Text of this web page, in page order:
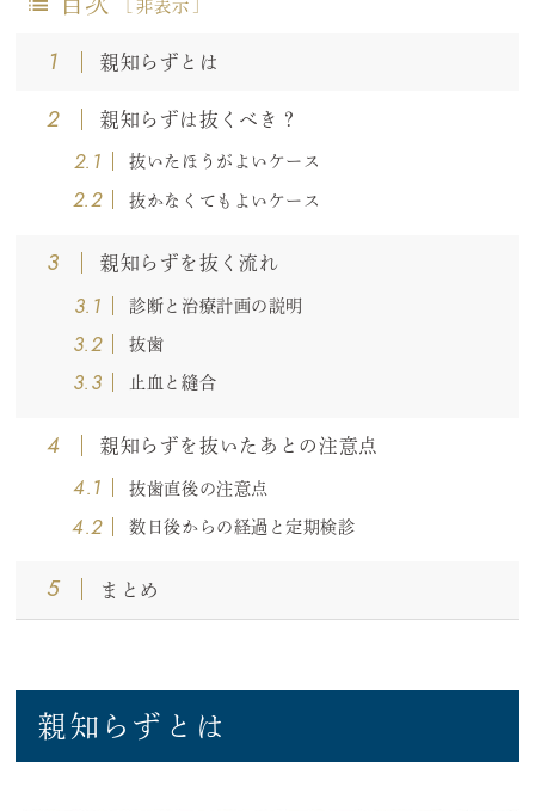
[ 非表示 ]
1 親知らずとは
2 親知らずは抜くべき？
2.1 抜いたほうがよいケース
2.2 抜かなくてもよいケース
3 親知らずを抜く流れ
3.1 診断と治療計画の説明
3.2 抜歯
3.3 止血と縫合
4 親知らずを抜いたあとの注意点
4.1 抜歯直後の注意点
4.2 数日後からの経過と定期検診
5 まとめ
親知らずとは